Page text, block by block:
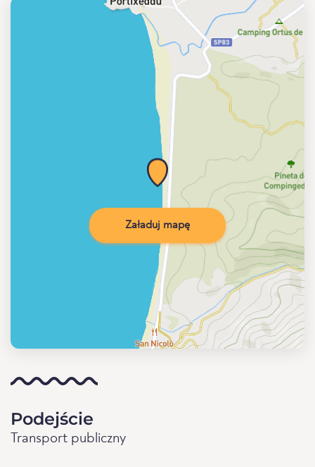
Załaduj mapę
Podejście
Transport publiczny